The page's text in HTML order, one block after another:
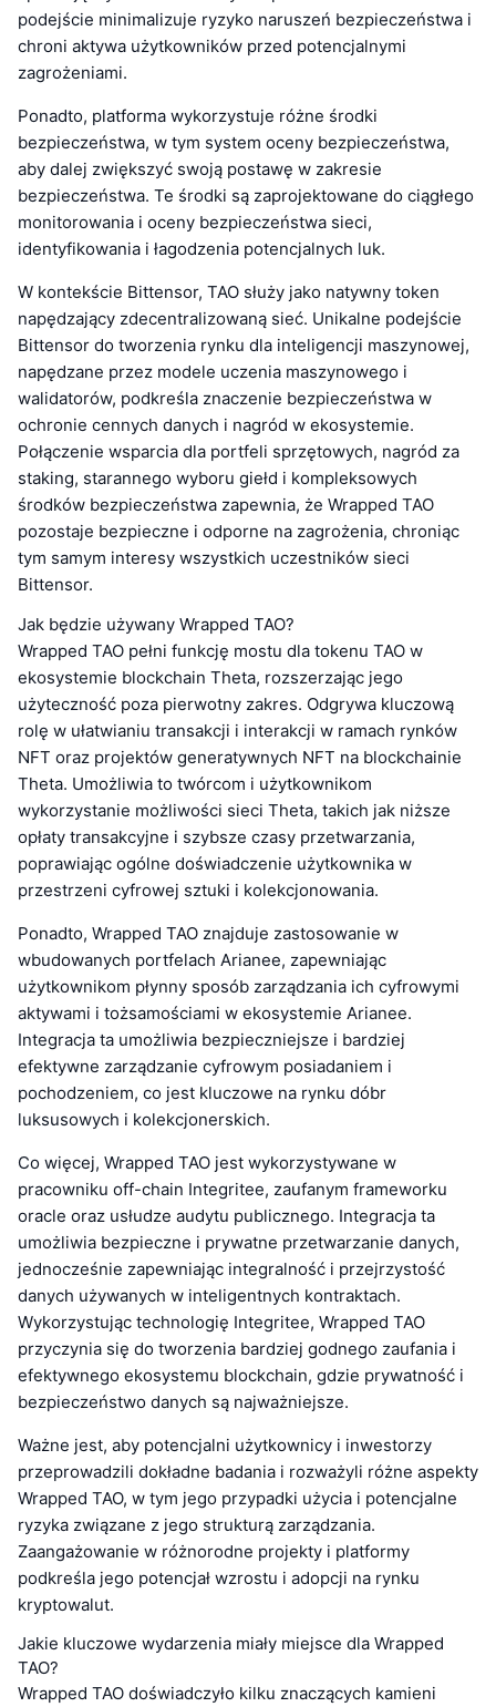
podejście minimalizuje ryzyko naruszeń bezpieczeństwa i
chroni aktywa użytkowników przed potencjalnymi
zagrożeniami.
Ponadto, platforma wykorzystuje różne środki
bezpieczeństwa, w tym system oceny bezpieczeństwa,
aby dalej zwiększyć swoją postawę w zakresie
bezpieczeństwa. Te środki są zaprojektowane do ciągłego
monitorowania i oceny bezpieczeństwa sieci,
identyfikowania i łagodzenia potencjalnych luk.
W kontekście Bittensor, TAO służy jako natywny token
napędzający zdecentralizowaną sieć. Unikalne podejście
Bittensor do tworzenia rynku dla inteligencji maszynowej,
napędzane przez modele uczenia maszynowego i
walidatorów, podkreśla znaczenie bezpieczeństwa w
ochronie cennych danych i nagród w ekosystemie.
Połączenie wsparcia dla portfeli sprzętowych, nagród za
staking, starannego wyboru giełd i kompleksowych
środków bezpieczeństwa zapewnia, że Wrapped TAO
pozostaje bezpieczne i odporne na zagrożenia, chroniąc
tym samym interesy wszystkich uczestników sieci
Bittensor.
Jak będzie używany Wrapped TAO?
Wrapped TAO pełni funkcję mostu dla tokenu TAO w
ekosystemie blockchain Theta, rozszerzając jego
użyteczność poza pierwotny zakres. Odgrywa kluczową
rolę w ułatwianiu transakcji i interakcji w ramach rynków
NFT oraz projektów generatywnych NFT na blockchainie
Theta. Umożliwia to twórcom i użytkownikom
wykorzystanie możliwości sieci Theta, takich jak niższe
opłaty transakcyjne i szybsze czasy przetwarzania,
poprawiając ogólne doświadczenie użytkownika w
przestrzeni cyfrowej sztuki i kolekcjonowania.
Ponadto, Wrapped TAO znajduje zastosowanie w
wbudowanych portfelach Arianee, zapewniając
użytkownikom płynny sposób zarządzania ich cyfrowymi
aktywami i tożsamościami w ekosystemie Arianee.
Integracja ta umożliwia bezpieczniejsze i bardziej
efektywne zarządzanie cyfrowym posiadaniem i
pochodzeniem, co jest kluczowe na rynku dóbr
luksusowych i kolekcjonerskich.
Co więcej, Wrapped TAO jest wykorzystywane w
pracowniku off-chain Integritee, zaufanym frameworku
oracle oraz usłudze audytu publicznego. Integracja ta
umożliwia bezpieczne i prywatne przetwarzanie danych,
jednocześnie zapewniając integralność i przejrzystość
danych używanych w inteligentnych kontraktach.
Wykorzystując technologię Integritee, Wrapped TAO
przyczynia się do tworzenia bardziej godnego zaufania i
efektywnego ekosystemu blockchain, gdzie prywatność i
bezpieczeństwo danych są najważniejsze.
Ważne jest, aby potencjalni użytkownicy i inwestorzy
przeprowadzili dokładne badania i rozważyli różne aspekty
Wrapped TAO, w tym jego przypadki użycia i potencjalne
ryzyka związane z jego strukturą zarządzania.
Zaangażowanie w różnorodne projekty i platformy
podkreśla jego potencjał wzrostu i adopcji na rynku
kryptowalut.
Jakie kluczowe wydarzenia miały miejsce dla Wrapped
TAO?
Wrapped TAO doświadczyło kilku znaczących kamieni